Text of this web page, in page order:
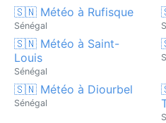
🇸🇳 Météo à Rufisque
Sénégal
🇸🇳 Météo à Saint-
Louis
Sénégal
🇸🇳 Météo à Diourbel
Sénégal